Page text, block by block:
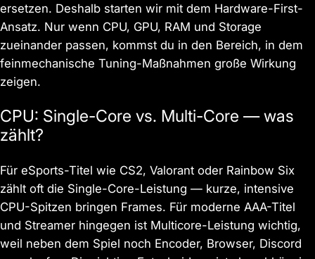
ersetzen. Deshalb starten wir mit dem Hardware-First-
Ansatz. Nur wenn CPU, GPU, RAM und Storage
zueinander passen, kommst du in den Bereich, in dem
feinmechanische Tuning-Maßnahmen große Wirkung
zeigen.
CPU: Single-Core vs. Multi-Core — was
zählt?
Für eSports-Titel wie CS2, Valorant oder Rainbow Six
zählt oft die Single-Core-Leistung — kurze, intensive
CPU-Spitzen bringen Frames. Für moderne AAA-Titel
und Streamer hingegen ist Multicore-Leistung wichtig,
weil neben dem Spiel noch Encoder, Browser, Discord